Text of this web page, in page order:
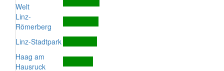
Welt
Linz-
Römerberg
Linz-Stadtpark
Haag am
Hausruck